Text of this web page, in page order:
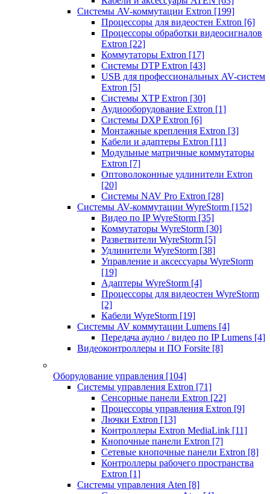
Системы AV-коммутации Extron [199]
Процессоры для видеостен Extron [6]
Процессоры обработки видеосигналов
Extron [22]
Коммутаторы Extron [17]
Системы DTP Extron [43]
USB для профессиональных AV-систем
Extron [5]
Системы XTP Extron [30]
Аудиооборудование Extron [1]
Системы DXP Extron [6]
Монтажные крепления Extron [3]
Кабели и адаптеры Extron [11]
Модульные матричные коммутаторы
Extron [7]
Оптоволоконные удлинители Extron
[20]
Системы NAV Pro Extron [28]
Системы AV-коммутации WyreStorm [152]
Видео по IP WyreStorm [35]
Коммутаторы WyreStorm [30]
Разветвители WyreStorm [5]
Удлинители WyreStorm [38]
Управление и аксессуары WyreStorm
[19]
Адаптеры WyreStorm [4]
Процессоры для видеостен WyreStorm
[2]
Кабели WyreStorm [19]
Системы AV коммутации Lumens [4]
Передача аудио / видео по IP Lumens [4]
Видеоконтроллеры и ПО Forsite [8]
Оборудование управления [104]
Системы управления Extron [71]
Сенсорные панели Extron [22]
Процессоры управления Extron [9]
Лючки Extron [13]
Контроллеры Extron MediaLink [11]
Кнопочные панели Extron [7]
Сетевые кнопочные панели Extron [8]
Контроллеры рабочего пространства
Extron [1]
Системы управления Aten [8]